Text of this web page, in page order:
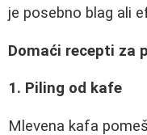
je posebno blag ali
Domaći recepti za
1. Piling od kafe
Mlevena kafa